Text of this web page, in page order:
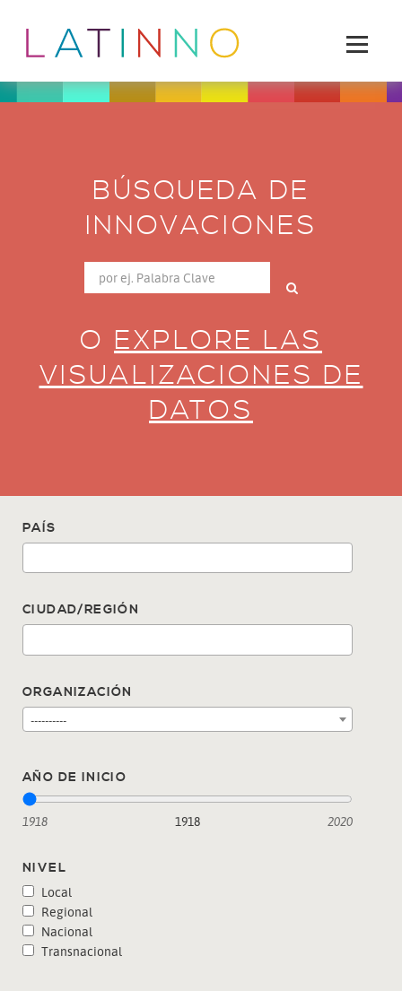
BÚSQUEDA DE
INNOVACIONES
O EXPLORE LAS
VISUALIZACIONES DE
DATOS
PAÍS
CIUDAD/REGIÓN
ORGANIZACIÓN
----------
AÑO DE INICIO
1918 2020
1918
NIVEL
Local
Regional
Nacional
Transnacional